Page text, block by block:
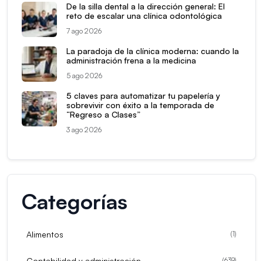
De la silla dental a la dirección general: El
reto de escalar una clínica odontológica
7 ago 2026
La paradoja de la clínica moderna: cuando la
administración frena a la medicina
5 ago 2026
5 claves para automatizar tu papelería y
sobrevivir con éxito a la temporada de
“Regreso a Clases”
3 ago 2026
Categorías
Alimentos (1)